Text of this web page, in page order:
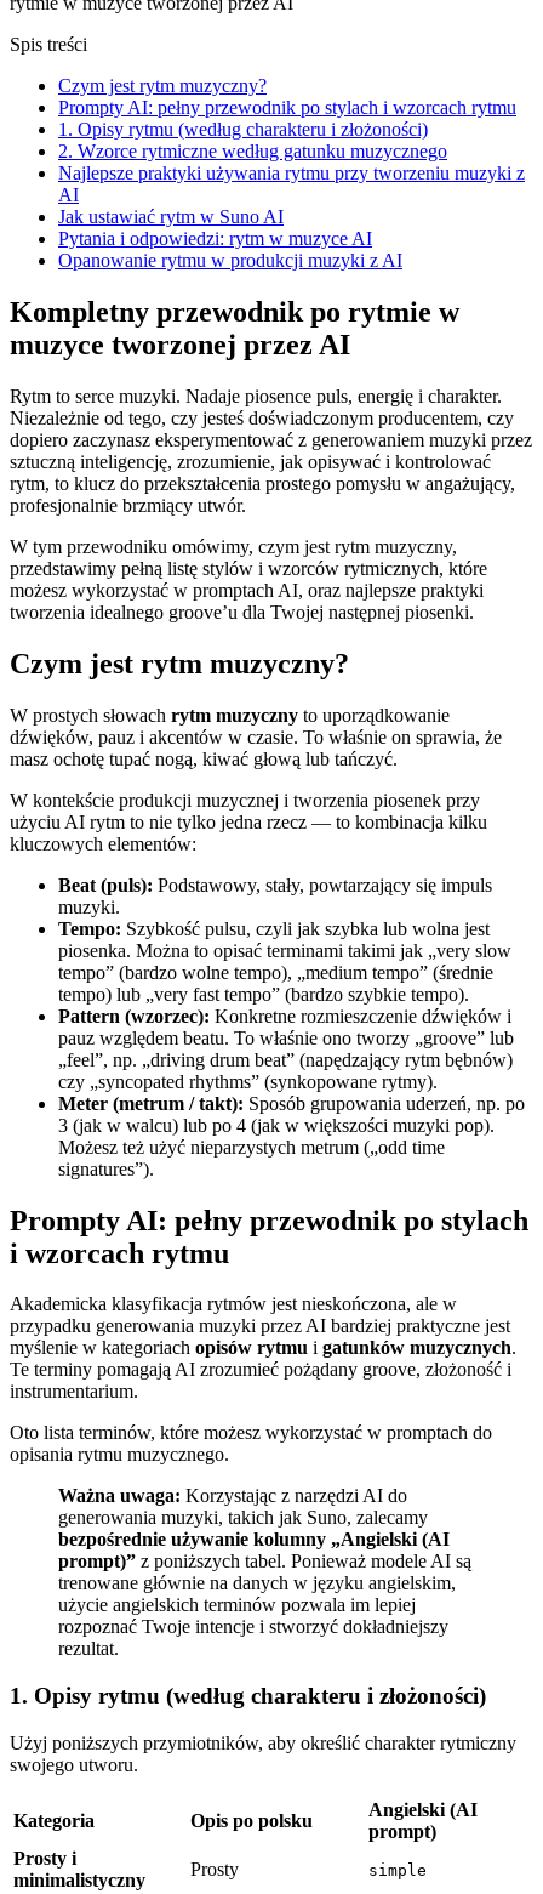
Spis treści
Czym jest rytm muzyczny?
Prompty AI: pełny przewodnik po stylach i wzorcach rytmu
1. Opisy rytmu (według charakteru i złożoności)
2. Wzorce rytmiczne według gatunku muzycznego
Najlepsze praktyki używania rytmu przy tworzeniu muzyki z
AI
Jak ustawiać rytm w Suno AI
Pytania i odpowiedzi: rytm w muzyce AI
Opanowanie rytmu w produkcji muzyki z AI
Kompletny przewodnik po rytmie w
muzyce tworzonej przez AI
Rytm to serce muzyki. Nadaje piosence puls, energię i charakter.
Niezależnie od tego, czy jesteś doświadczonym producentem, czy
dopiero zaczynasz eksperymentować z generowaniem muzyki przez
sztuczną inteligencję, zrozumienie, jak opisywać i kontrolować
rytm, to klucz do przekształcenia prostego pomysłu w angażujący,
profesjonalnie brzmiący utwór.
W tym przewodniku omówimy, czym jest rytm muzyczny,
przedstawimy pełną listę stylów i wzorców rytmicznych, które
możesz wykorzystać w promptach AI, oraz najlepsze praktyki
tworzenia idealnego groove’u dla Twojej następnej piosenki.
Czym jest rytm muzyczny?
W prostych słowach rytm muzyczny to uporządkowanie
dźwięków, pauz i akcentów w czasie. To właśnie on sprawia, że
masz ochotę tupać nogą, kiwać głową lub tańczyć.
W kontekście produkcji muzycznej i tworzenia piosenek przy
użyciu AI rytm to nie tylko jedna rzecz — to kombinacja kilku
kluczowych elementów:
Beat (puls): Podstawowy, stały, powtarzający się impuls
muzyki.
Tempo: Szybkość pulsu, czyli jak szybka lub wolna jest
piosenka. Można to opisać terminami takimi jak „very slow
tempo” (bardzo wolne tempo), „medium tempo” (średnie
tempo) lub „very fast tempo” (bardzo szybkie tempo).
Pattern (wzorzec): Konkretne rozmieszczenie dźwięków i
pauz względem beatu. To właśnie ono tworzy „groove” lub
„feel”, np. „driving drum beat” (napędzający rytm bębnów)
czy „syncopated rhythms” (synkopowane rytmy).
Meter (metrum / takt): Sposób grupowania uderzeń, np. po
3 (jak w walcu) lub po 4 (jak w większości muzyki pop).
Możesz też użyć nieparzystych metrum („odd time
signatures”).
Prompty AI: pełny przewodnik po stylach
i wzorcach rytmu
Akademicka klasyfikacja rytmów jest nieskończona, ale w
przypadku generowania muzyki przez AI bardziej praktyczne jest
myślenie w kategoriach opisów rytmu i gatunków muzycznych.
Te terminy pomagają AI zrozumieć pożądany groove, złożoność i
instrumentarium.
Oto lista terminów, które możesz wykorzystać w promptach do
opisania rytmu muzycznego.
Ważna uwaga: Korzystając z narzędzi AI do
generowania muzyki, takich jak Suno, zalecamy
bezpośrednie używanie kolumny „Angielski (AI
prompt)” z poniższych tabel. Ponieważ modele AI są
trenowane głównie na danych w języku angielskim,
użycie angielskich terminów pozwala im lepiej
rozpoznać Twoje intencje i stworzyć dokładniejszy
rezultat.
1. Opisy rytmu (według charakteru i złożoności)
Użyj poniższych przymiotników, aby określić charakter rytmiczny
swojego utworu.
Kategoria Opis po polsku
Angielski (AI
prompt)
Prosty i
minimalistyczny
Prosty simple